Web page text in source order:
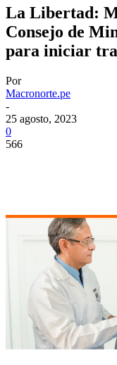
La Libertad:
Consejo de
para iniciar
Por
Macronorte.pe
-
25 agosto, 2023
0
566